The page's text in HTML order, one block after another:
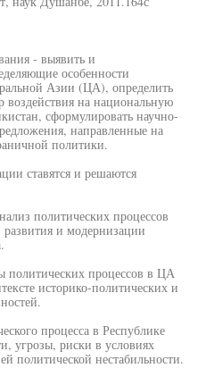
- выявить и
особенности
Азии (ЦА), определить
воздействия на национальную
сформулировать научно-
направленные на
политики.
ставятся и решаются
политических процессов
и модернизации
политических процессов в ЦА
историко-политических и
процесса в Республике
угрозы, риски в условиях
политической нестабильности.